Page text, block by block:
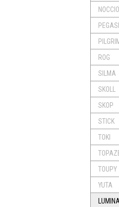
ROG
SILMA
SKOLL
SKOP
STICK
TOKI
TOUPY
YUTA